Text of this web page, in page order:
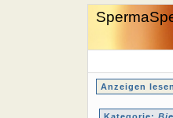
Anzeigen